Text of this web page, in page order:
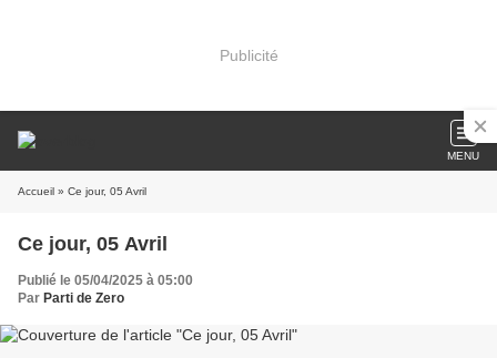
Publicité
MENU
Accueil » Ce jour, 05 Avril
Ce jour, 05 Avril
Publié le 05/04/2025 à 05:00
Par Parti de Zero